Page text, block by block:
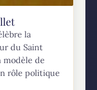
la
du Saint
modèle de
rôle politique